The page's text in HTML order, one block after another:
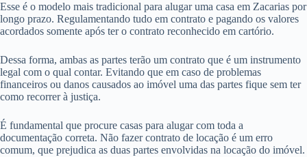
Esse é o modelo mais tradicional para alugar uma casa em Zacarias por
longo prazo. Regulamentando tudo em contrato e pagando os valores
acordados somente após ter o contrato reconhecido em cartório.
Dessa forma, ambas as partes terão um contrato que é um instrumento
legal com o qual contar. Evitando que em caso de problemas
financeiros ou danos causados ao imóvel uma das partes fique sem ter
como recorrer à justiça.
É fundamental que procure casas para alugar com toda a
documentação correta. Não fazer contrato de locação é um erro
comum, que prejudica as duas partes envolvidas na locação do imóvel.